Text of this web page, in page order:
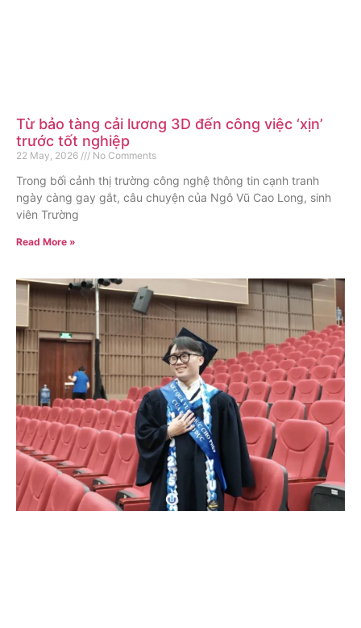
Từ bảo tàng cải lương 3D đến công việc ‘xịn’
trước tốt nghiệp
22 May, 2026 No Comments
Trong bối cảnh thị trường công nghệ thông tin cạnh tranh
ngày càng gay gắt, câu chuyện của Ngô Vũ Cao Long, sinh
viên Trường
Read More »